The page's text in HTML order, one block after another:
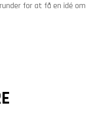
for at få en idé om